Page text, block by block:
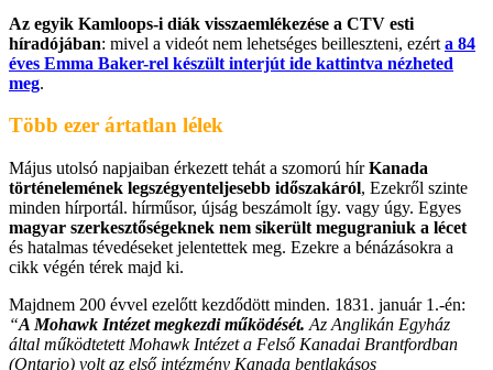
Az egyik Kamloops-i diák visszaemlékezése a CTV esti
híradójában: mivel a videót nem lehetséges beilleszteni, ezért a 84
éves Emma Baker-rel készült interjút ide kattintva nézheted
meg.
Több ezer ártatlan lélek
Május utolsó napjaiban érkezett tehát a szomorú hírKanada
történelemének legszégyenteljesebb időszakáról, Ezekről szinte
minden hírportál. hírműsor, újság beszámolt így. vagy úgy. Egyes
magyar szerkesztőségeknek nem sikerült megugraniuk a lécet
és hatalmas tévedéseket jelentettek meg. Ezekre a bénázásokra a
cikk végén térek majd ki.
Majdnem 200 évvel ezelőtt kezdődött minden. 1831. január 1.-én:
“A Mohawk Intézet megkezdi működését. Az Anglikán Egyház
által működtetett Mohawk Intézet a Felső Kanadai Brantfordban
(Ontario) volt az első intézmény Kanada bentlakásos